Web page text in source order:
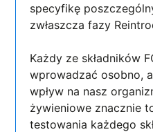
specyfikę
zwłaszcza fazy
Każdy ze składników
wprowadzać osobno,
wpływ na nasz
żywieniowe znacznie
testowania każdego